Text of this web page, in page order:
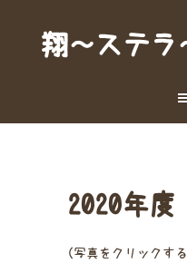
content翔～ステラ
2020年
（写真をクリックす